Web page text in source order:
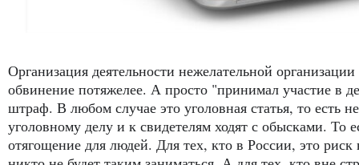
Организация деятельности нежелательной
обвинение потяжелее. А просто "принимал участие в
штраф. В любом случае это уголовная статья, то есть
уголовному делу и к свидетелям ходят с обысками. То
отягощение для людей. Для тех, кто в России, это